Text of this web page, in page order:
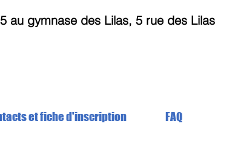
au gymnase des Lilas, 5 rue des Lilas
et fiche d'inscription FAQ